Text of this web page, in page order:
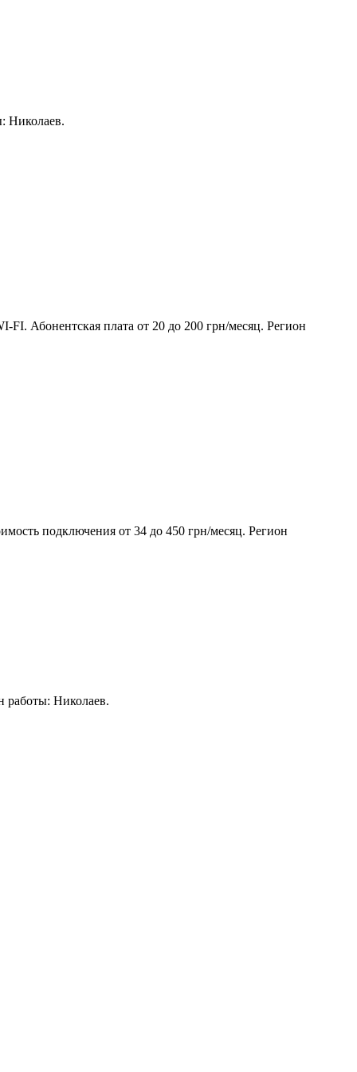
Николаев.
Абонентская плата от 20 до 200 грн/месяц. Регион
подключения от 34 до 450 грн/месяц. Регион
работы: Николаев.